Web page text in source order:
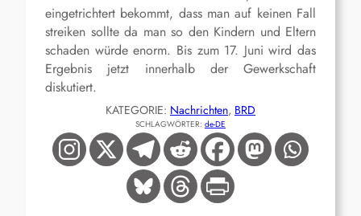
eingetrichtert bekommt, dass man auf keinen Fall
streiken sollte da man so den Kindern und Eltern
schaden würde enorm. Bis zum 17. Juni wird das
Ergebnis jetzt innerhalb der Gewerkschaft
diskutiert.
KATEGORIE: Nachrichten, BRD
SCHLAGWÖRTER: de-DE